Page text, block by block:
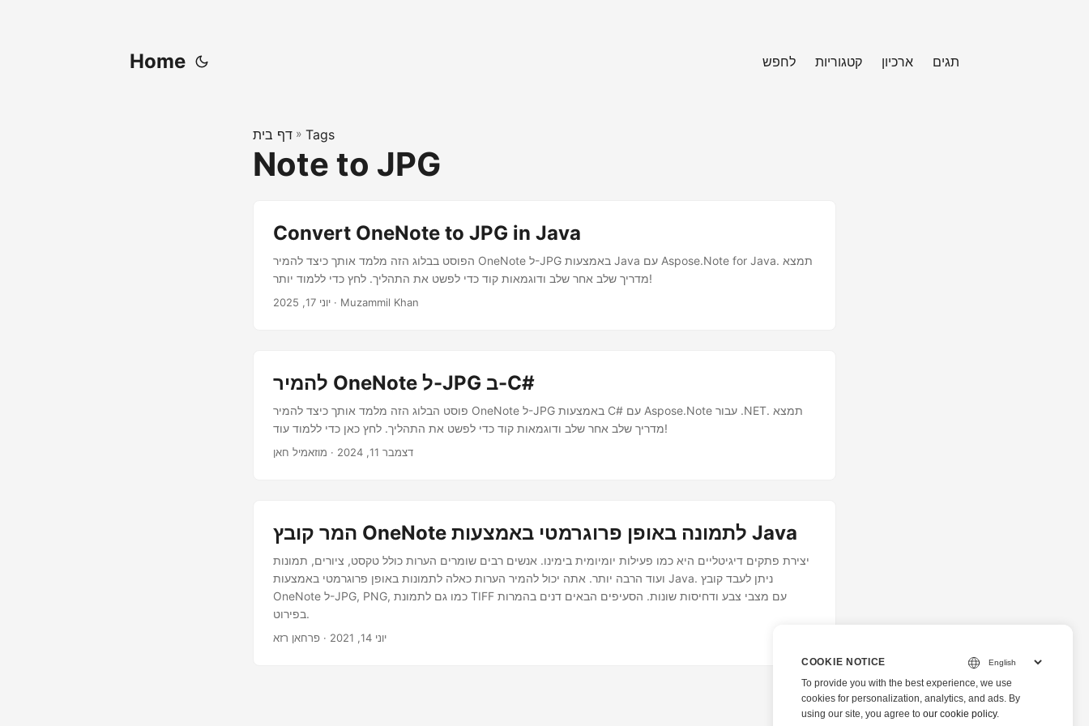
Home לחפש קטגוריות ארכיון תגים
דף בית » Tags
Note to JPG
Convert OneNote to JPG in Java
הפוסט בבלוג הזה מלמד אותך כיצד להמיר OneNote ל-JPG באמצעות Java עם Aspose.Note for Java. תמצא
מדריך שלב אחר שלב ודוגמאות קוד כדי לפשט את התהליך. לחץ כדי ללמוד יותר!
יוני 17, 2025 · Muzammil Khan
להמיר OneNote ל-JPG ב-C#
פוסט הבלוג הזה מלמד אותך כיצד להמיר OneNote ל-JPG באמצעות C# עם Aspose.Note עבור .NET. תמצא
מדריך שלב אחר שלב ודוגמאות קוד כדי לפשט את התהליך. לחץ כאן כדי ללמוד עוד!
דצמבר 11, 2024 · מוזאמיל חאן
המר קובץ OneNote לתמונה באופן פרוגרמטי באמצעות Java
יצירת פתקים דיגיטליים היא כמו פעילות יומיומית בימינו. אנשים רבים שומרים הערות כולל טקסט, ציורים, תמונות
ועוד הרבה יותר. אתה יכול להמיר הערות כאלה לתמונות באופן פרוגרמטי באמצעות Java. ניתן לעבד קובץ
OneNote ל-JPG, PNG, כמו גם לתמונת TIFF עם מצבי צבע ודחיסות שונות. הסעיפים הבאים דנים בהמרות
בפירוט.
יוני 14, 2021 · פרחאן רזא
COOKIE NOTICE
To provide you with the best experience, we use
cookies for personalization, analytics, and ads. By
using our site, you agree to our cookie policy.